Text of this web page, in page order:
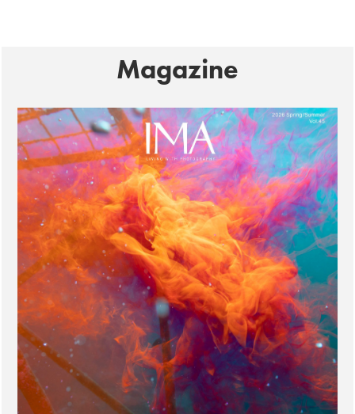
Magazine